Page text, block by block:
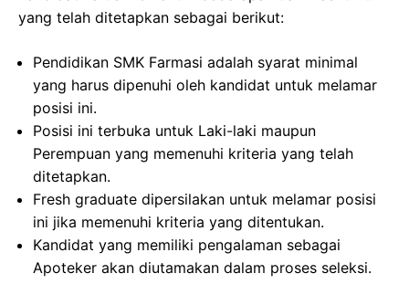
yang telah ditetapkan sebagai berikut:
Pendidikan SMK Farmasi adalah syarat minimal
yang harus dipenuhi oleh kandidat untuk melamar
posisi ini.
Posisi ini terbuka untuk Laki-laki maupun
Perempuan yang memenuhi kriteria yang telah
ditetapkan.
Fresh graduate dipersilakan untuk melamar posisi
ini jika memenuhi kriteria yang ditentukan.
Kandidat yang memiliki pengalaman sebagai
Apoteker akan diutamakan dalam proses seleksi.